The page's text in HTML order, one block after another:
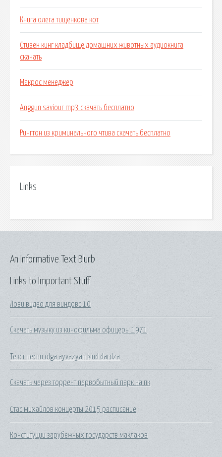
Книга олега тищенкова кот
Стивен кинг кладбище домашних животных аудиокнига
скачать
Макрос менеджер
Anggun saviour mp3 скачать бесплатно
Рингтон из криминального чтива скачать бесплатно
Links
Links to Important Stuff
Лови видео для виндовс 10
Скачать музыку из кинофильма офицеры 1971
Текст песни olga ayvazyan kind dardza
Скачать через торрент первобытный парк на пк
Стас михайлов концерты 2015 расписание
Конституции зарубежных государств маклаков
An Informative Text Blurb